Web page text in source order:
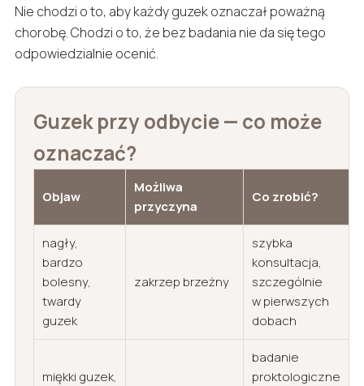
Nie chodzi o to, aby każdy guzek oznaczał poważną
chorobę. Chodzi o to, że bez badania nie da się tego
odpowiedzialnie ocenić.
Guzek przy odbycie — co może
oznaczać?
Objaw
Możliwa
przyczyna
Co zrobić?
nagły,
bardzo
bolesny,
twardy
guzek
zakrzep brzeżny
szybka
konsultacja,
szczególnie
w pierwszych
dobach
miękki guzek,
badanie
proktologiczne